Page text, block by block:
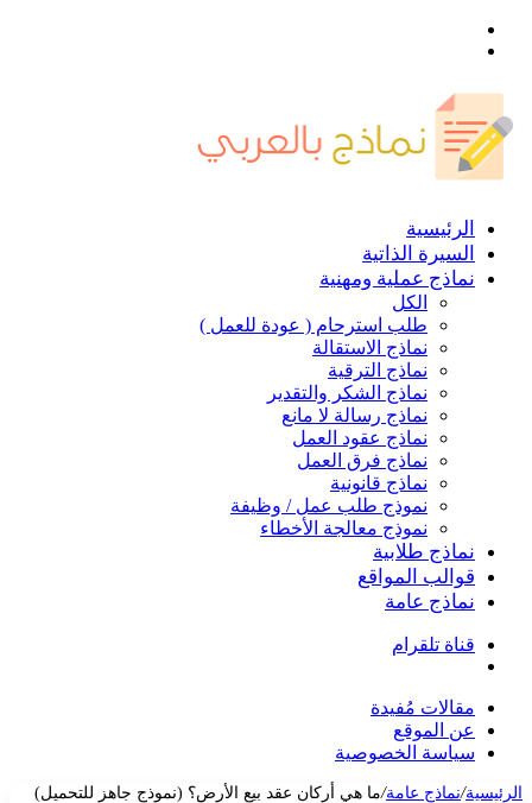
الرئيسية
السيرة الذاتية
نماذج عملية ومهنية
الكل
طلب استرحام ( عودة للعمل )
نماذج الاستقالة
نماذج الترقية
نماذج الشكر والتقدير
نماذج رسالة لا مانع
نماذج عقود العمل
نماذج فرق العمل
نماذج قانونية
نموذج طلب عمل / وظيفة
نموذج معالجة الأخطاء
نماذج طلابية
قوالب المواقع
نماذج عامة
قناة تلقرام
مقالات مُفيدة
عن الموقع
سياسة الخصوصية
الرئيسية/نماذج عامة/ما هي أركان عقد بيع الأرض؟ (نموذج جاهز للتحميل)